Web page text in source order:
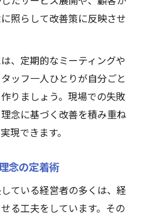
照らして改善策に反映させ
、定期的なミーティングや
ッフ一人ひとりが自分ごと
りましょう。現場での失敗
念に基づく改善を積み重ね
現できます。
念の定着術
ている経営者の多くは、経
る工夫をしています。その